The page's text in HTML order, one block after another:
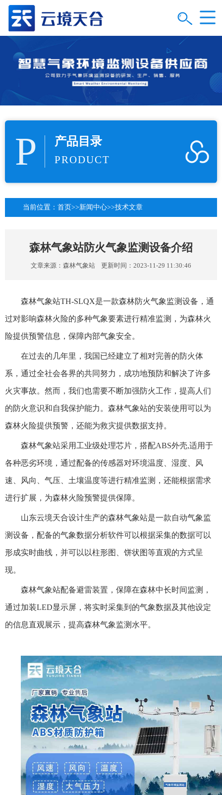
P 产品目录
PRODUCT
当前位置： 首页>>新闻中心>>技术文章
森林气象站防火气象监测设备介绍
文章来源： 森林气象站 更新时间：2023-11-29 11:30:46
森林气象站TH-SLQX是一款森林防火气象监测设备，通
过对影响森林火险的多种气象要素进行精准监测，为森林火
险提供预警信息，保障内部气象安全。
在过去的几年里，我国已经建立了相对完善的防火体
系，通过全社会各界的共同努力，成功地预防和解决了许多
火灾事故。然而，我们也需要不断加强防火工作，提高人们
的防火意识和自我保护能力。森林气象站的安装使用可以为
森林火险提供预警，还能为救灾提供数据支持。
森林气象站采用工业级处理芯片，搭配ABS外壳,适用于
各种恶劣环境，通过配备的传感器对环境温度、湿度、风
速、风向、气压、土壤温度等进行精准监测，还能根据需求
进行扩展，为森林火险预警提供保障。
山东云境天合设计生产的森林气象站是一款自动气象监
测设备，配备的气象数据分析软件可以根据采集的数据可以
形成实时曲线，并可以以柱形图、饼状图等直观的方式呈
现。
森林气象站配备避雷装置，保障在森林中长时间监测，
通过加装LED显示屏，将实时采集到的气象数据及其他设定
的信息直观展示，提高森林气象监测水平。